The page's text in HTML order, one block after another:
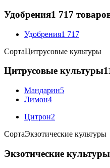
Удобрения1 717
Удобрения1 717
СортаЦитрусовые культуры
Цитрусовые культуры
Мандарин5
Лимон4
Цитрон2
СортаЭкзотические культуры
Экзотические культуры